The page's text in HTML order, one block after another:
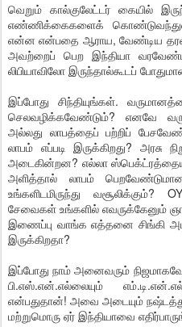
வெறும் கால்குலேட்டர் கையில்
எண்ணிக்கைகளைக்
என்ன என்பதை ஆராய, வேண்டிய
அவற்றைப் பெற இந்தியா
லிபியாவிலோ இருந்தால்கூடப்
இப்போது சிந்தியுங்கள்.
செலவழிக்கவேண்டும்? எனவே
அல்லது லாபத்தைப் பற்றிப்
லாபம் எப்படி இருக்கிறது?
அடைகின்றன? எல்லா
அளித்தால் லாபம்
உங்களிடமிருந்து
சேவைகள் உங்களில் எவருக்கேனும்
இணைப்பு வாங்க எத்தனை சிங்கி
இருக்கிறதா?
இப்போது நாம் அனைவரும்
பி.எஸ்.என்.எல்லையும்
என்பதுதான்! அவை அடையும்
மற்றுமொரு ஏர் இந்தியாவை